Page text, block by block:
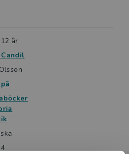
på Nypon och Vilja, bland
år
Candil